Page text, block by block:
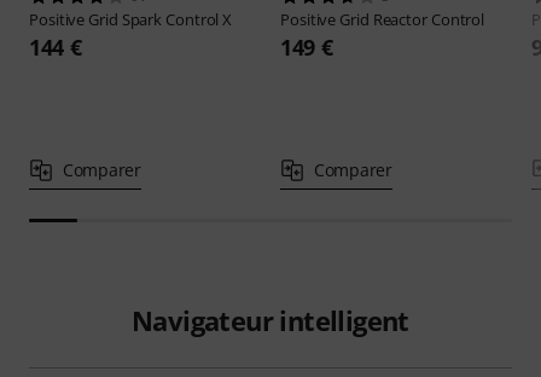
Positive Grid Spark Control X
144 €
Comparer
Positive Grid Reactor Control
149 €
Comparer
Navigateur intelligent